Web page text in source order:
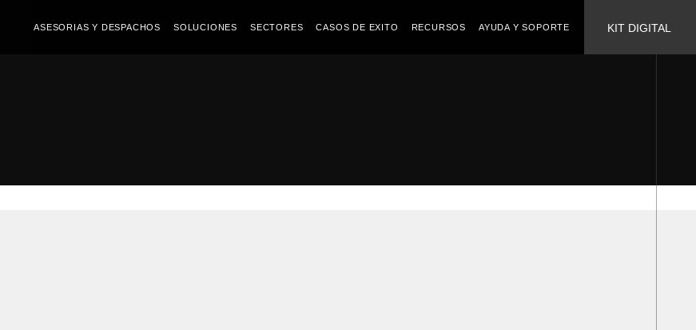
ASESORIAS Y DESPACHOS SOLUCIONES SECTORES CASOS DE EXITO RECURSOS AYUDA Y SOPORTE KIT DIGITAL